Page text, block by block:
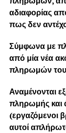
αδιαφορίας
πως δεν
Σύμφωνα με
από μία νέα
πληρωμών
Αναμένονται
πληρωμής
(εργαζόμενοι
αυτοί